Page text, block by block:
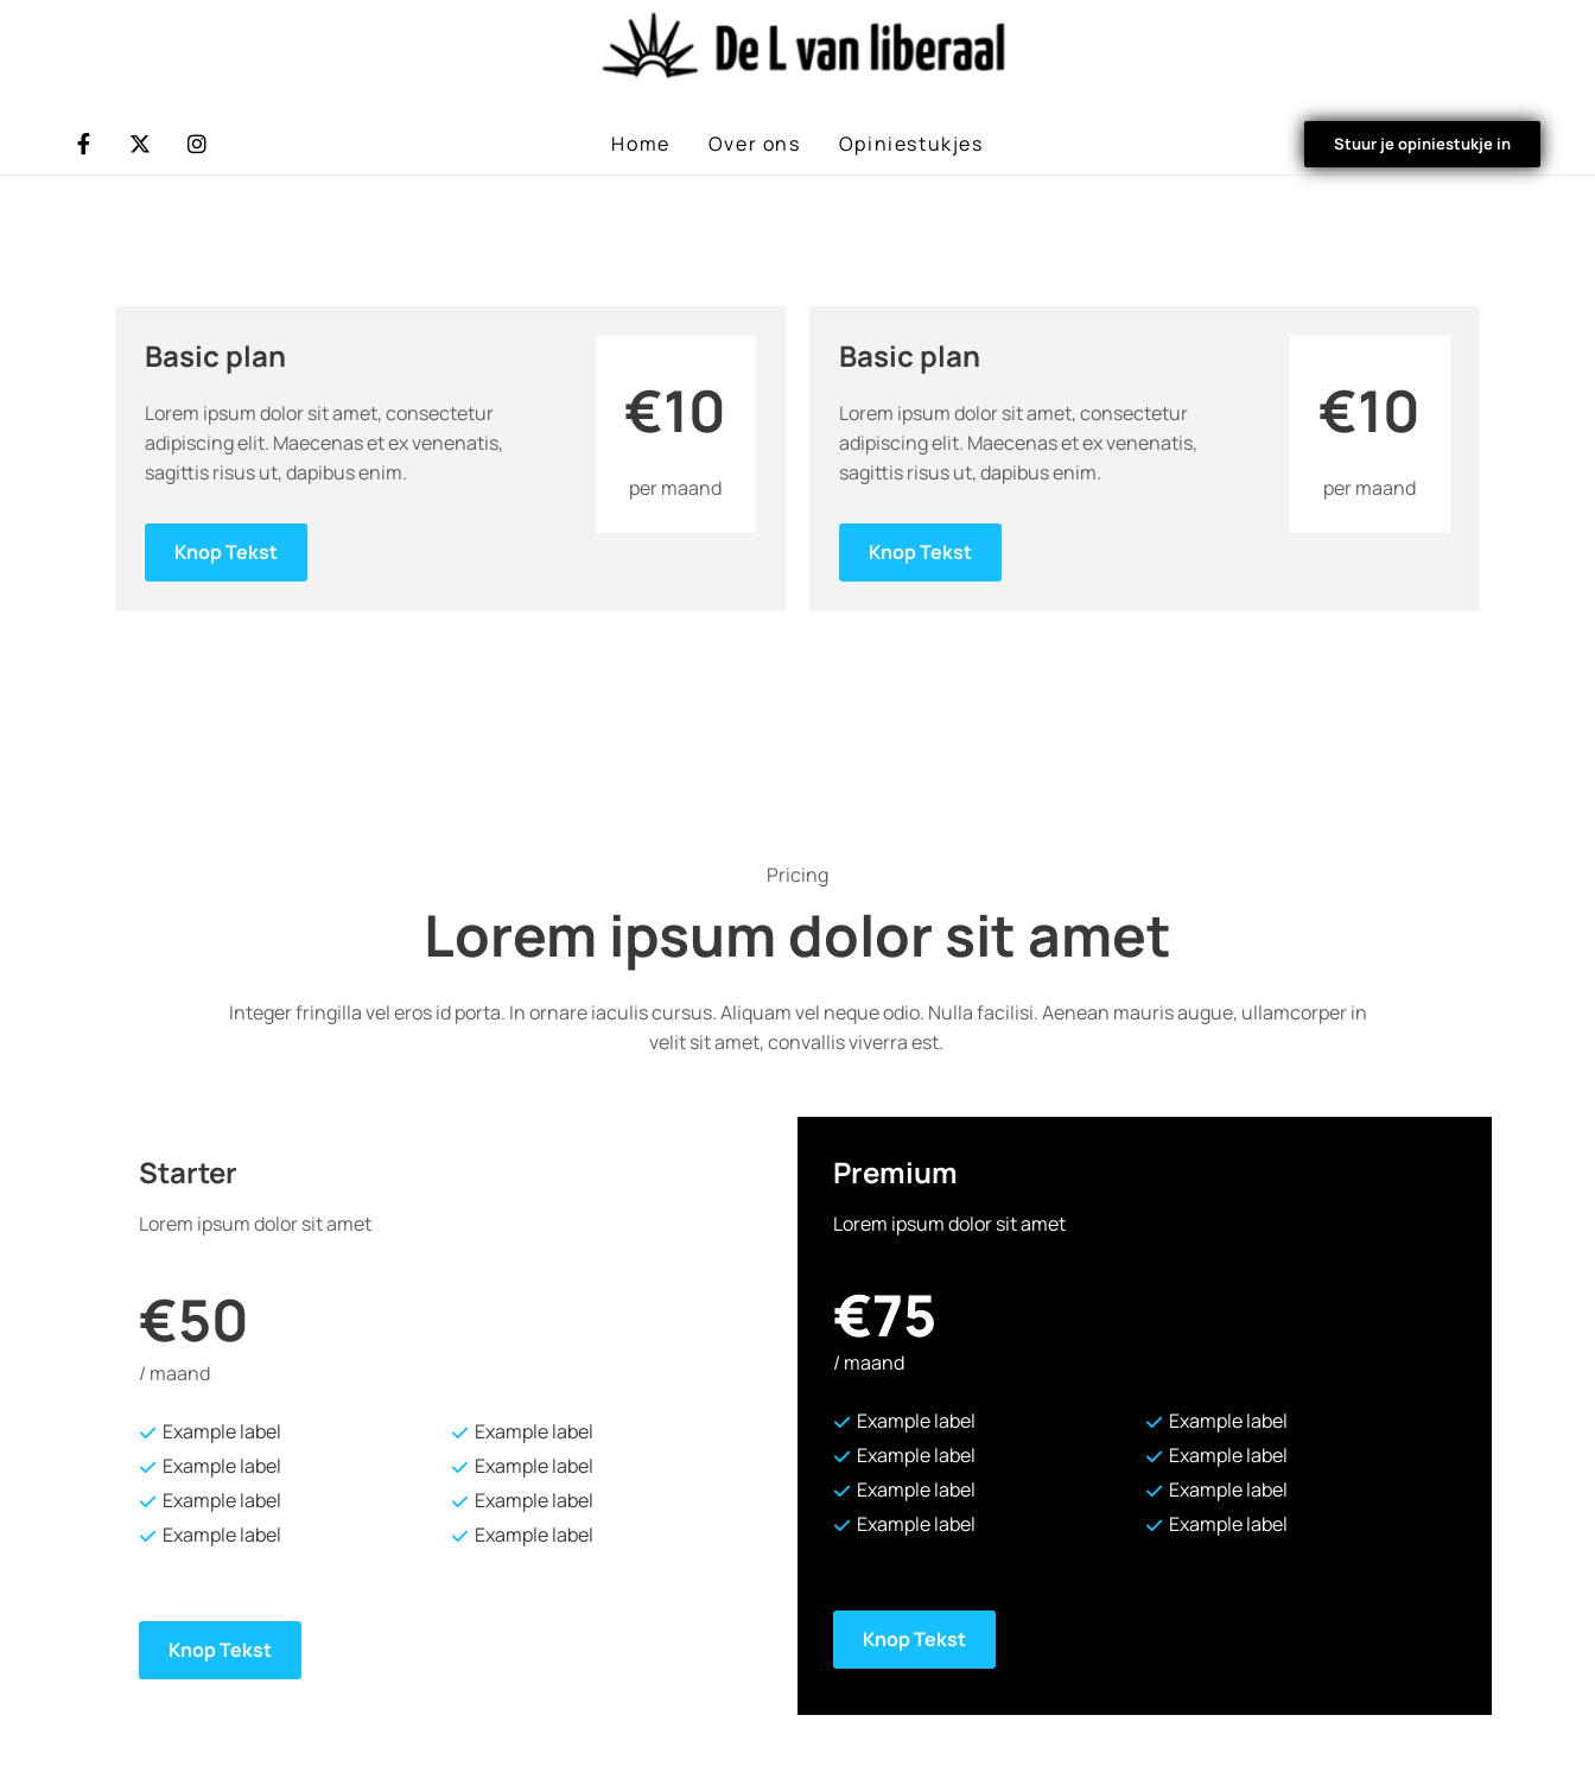
Home Over ons Opiniestukjes Stuur je opiniestukje in
Basic plan
Lorem ipsum dolor sit amet, consectetur
adipiscing elit. Maecenas et ex venenatis,
sagittis risus ut, dapibus enim.
Knop Tekst
€10
per maand
Basic plan
Lorem ipsum dolor sit amet, consectetur
adipiscing elit. Maecenas et ex venenatis,
sagittis risus ut, dapibus enim.
Knop Tekst
€10
per maand
Pricing
Lorem ipsum dolor sit amet
Integer fringilla vel eros id porta. In ornare iaculis cursus. Aliquam vel neque odio. Nulla facilisi. Aenean mauris augue, ullamcorper in
velit sit amet, convallis viverra est.
Starter
Lorem ipsum dolor sit amet
€50
/ maand
Example label
Example label
Example label
Example label
Example label
Example label
Example label
Example label
Knop Tekst
Premium
Lorem ipsum dolor sit amet
€75
/ maand
Example label
Example label
Example label
Example label
Example label
Example label
Example label
Example label
Knop Tekst